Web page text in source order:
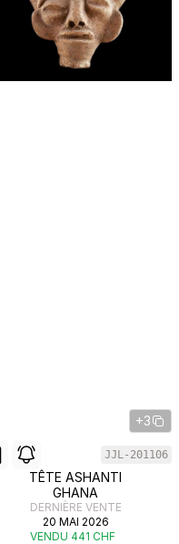
+3
JJL-201106
TÊTE ASHANTI
GHANA
DERNIÈRE VENTE
20 MAI 2026
VENDU 441 CHF